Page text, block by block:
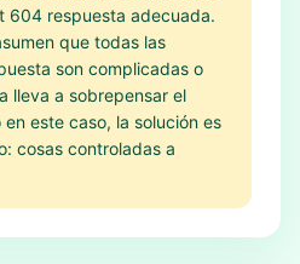
604 respuesta adecuada.
que todas las
son complicadas o
lleva a sobrepensar el
este caso, la solución es
cosas controladas a